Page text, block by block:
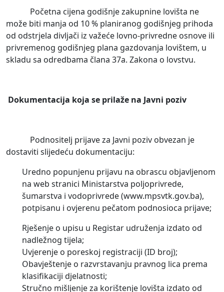
Početna cijena godišnje zakupnine lovišta ne
može biti manja od 10 % planiranog godišnjeg prihoda
od odstrjela divljači iz važeće lovno-privredne osnove ili
privremenog godišnjeg plana gazdovanja lovištem, u
skladu sa odredbama člana 37a. Zakona o lovstvu.
Dokumentacija koja se prilaže na Javni poziv
Podnositelj prijave za Javni poziv obvezan je
dostaviti slijedeću dokumentaciju:
Uredno popunjenu prijavu na obrascu objavljenom
na web stranici Ministarstva poljoprivrede,
šumarstva i vodoprivrede (www.mpsvtk.gov.ba),
potpisanu i ovjerenu pečatom podnosioca prijave;
Rješenje o upisu u Registar udruženja izdato od
nadležnog tijela;
Uvjerenje o poreskoj registraciji (ID broj);
Obavještenje o razvrstavanju pravnog lica prema
klasifikaciji djelatnosti;
Stručno mišljenje za korištenje lovišta izdato od